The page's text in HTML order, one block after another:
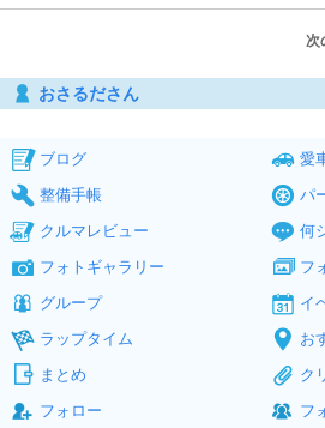
次
おさるださん
ブログ
愛
整備手帳
パ
クルマレビュー
何
フォトギャラリー
フ
グループ
イ
ラップタイム
お
まとめ
ク
フォロー
フ